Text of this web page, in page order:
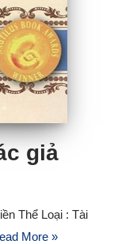
giả
Thể Loại : Tài
More »